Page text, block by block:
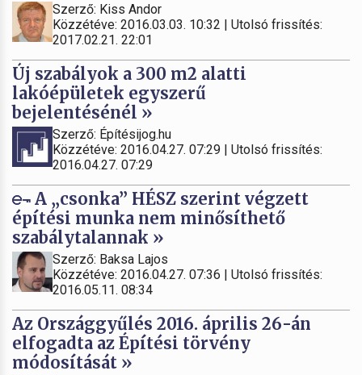
Szerző: Kiss Andor
Közzétéve: 2016.03.03. 10:32 | Utolsó frissítés:
2017.02.21. 22:01
Új szabályok a 300 m2 alatti
lakóépületek egyszerű
bejelentésénél »
Szerző: Építésijog.hu
Közzétéve: 2016.04.27. 07:29 | Utolsó frissítés:
2016.04.27. 07:29
A „csonka” HÉSZ szerint végzett
építési munka nem minősíthető
szabálytalannak »
Szerző: Baksa Lajos
Közzétéve: 2016.04.27. 07:36 | Utolsó frissítés:
2016.05.11. 08:34
Az Országgyűlés 2016. április 26-án
elfogadta az Építési törvény
módosítását »